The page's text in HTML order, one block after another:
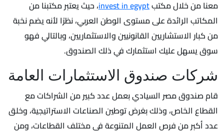
معنا من خلال مكتبinvest in egypt، حيث يعتبر مكتبنا من
المكاتب الرائدة على مستوى الوطن العربي، نظرًا لأنه يضم نخبة
من كبار الاستشاريين القانونيين والاستثماريين، وبالتالي فهو
سوق يسهل عليك استثمارك في ذلك الصندوق.
شركات صندوق الاستثمارات العامة
قام صندوق مصر السيادي بعمل عدد كبير من الشراكات مع
القطاع الخاص، وذلك بغرض توطين الصناعات الاستراتيجية، وخلق
عدد أكبر من فرص العمل المتنوعة في مختلف القطاعات، ومن